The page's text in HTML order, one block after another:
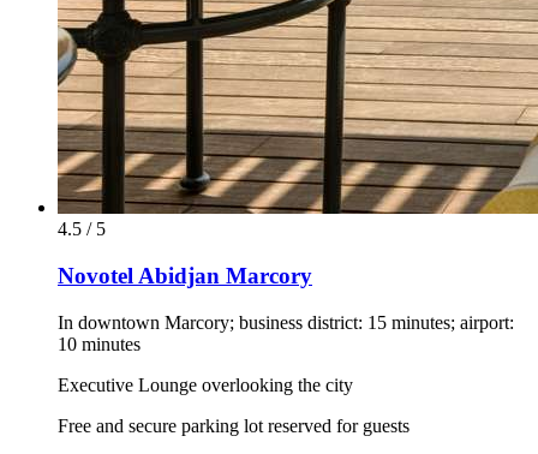
4.5 / 5
Novotel Abidjan Marcory
In downtown Marcory; business district: 15 minutes; airport:
10 minutes
Executive Lounge overlooking the city
Free and secure parking lot reserved for guests